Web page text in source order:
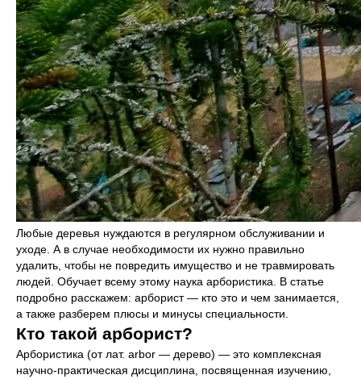
Любые деревья нуждаются в регулярном обслуживании и
уходе. А в случае необходимости их нужно правильно
удалить, чтобы не повредить имущество и не травмировать
людей. Обучает всему этому наука арбористика. В статье
подробно расскажем: арборист — кто это и чем занимается,
а также разберем плюсы и минусы специальности.
Кто такой арборист?
Арбористика (от лат. arbor — дерево) — это комплексная
научно-практическая дисциплина, посвященная изучению,